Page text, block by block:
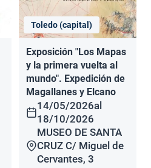
Toledo (capital)
Exposición "Los Mapas
y la primera vuelta al
mundo". Expedición de
Magallanes y Elcano
14/05/2026al
18/10/2026
MUSEO DE SANTA
CRUZ C/ Miguel de
Cervantes, 3